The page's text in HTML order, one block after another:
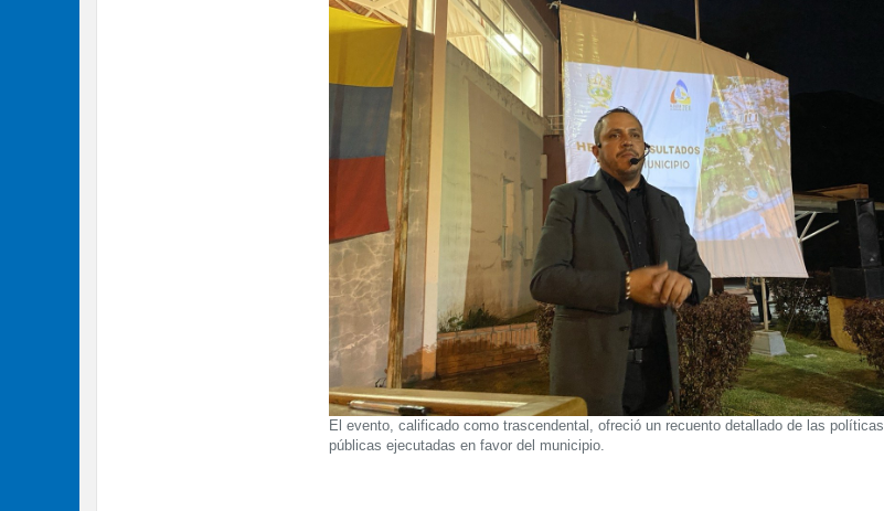
El evento, calificado como trascendental, ofreció un recuento detallado de las políticas
públicas ejecutadas en favor del municipio.